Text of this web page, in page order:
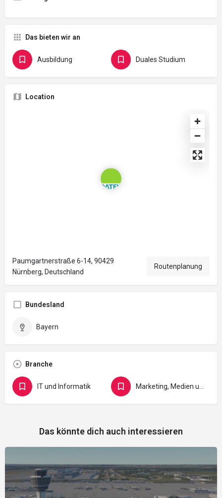
Das bieten wir an
Ausbildung Duales Studium
Location
Paumgartnerstraße 6-14, 90429
Nürnberg, Deutschland
Routenplanung
Bundesland
Bayern
Branche
IT und Informatik
Das könnte dich auch interessieren